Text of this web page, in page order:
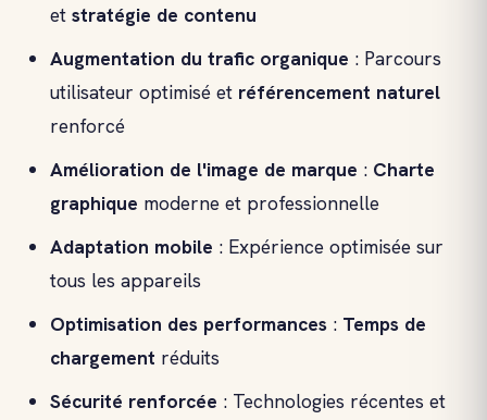
et stratégie de contenu
Augmentation du trafic organique : Parcours
utilisateur optimisé et référencement naturel
renforcé
Amélioration de l'image de marque : Charte
graphique moderne et professionnelle
Adaptation mobile : Expérience optimisée sur
tous les appareils
Optimisation des performances : Temps de
chargement réduits
Sécurité renforcée : Technologies récentes et